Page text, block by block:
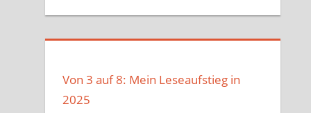
Von 3 auf 8: Mein Leseaufstieg in
2025